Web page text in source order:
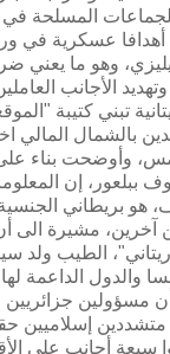
المسلحة في
عسكرية في
وهو ما يعني
تبني كتيبة
بالشمال المالي
أمس، وأوضحت بناء
ببلعور، إن
هو بريطاني
آخرين، مشيرة الى
الطيب ولد
‬مسؤولين‮
‬إسلاميين‮
‬سبعة‮ ‬أجانب‮ ‬على‮